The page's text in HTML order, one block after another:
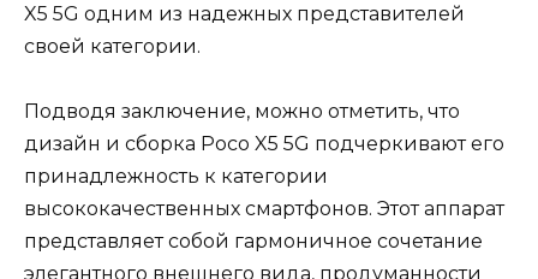
X5 5G одним из надежных представителей
своей категории.
Подводя заключение, можно отметить, что
дизайн и сборка Poco X5 5G подчеркивают его
принадлежность к категории
высококачественных смартфонов. Этот аппарат
представляет собой гармоничное сочетание
элегантного внешнего вида, продуманности